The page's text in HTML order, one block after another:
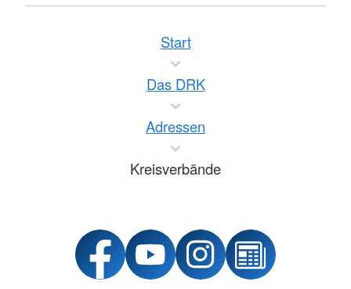
Start
Das DRK
Adressen
Kreisverbände